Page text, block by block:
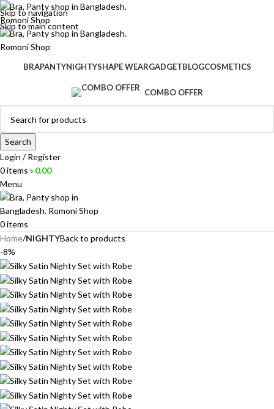
Skip to navigation
Skip to main content
BRAPANTYNIGHTYSHAPE WEARGADGETBLOGCOSMETICS
COMBO OFFER
Search
Login / Register
0items ৳0.00
Menu
0items
Home NIGHTYBack to products
-8%